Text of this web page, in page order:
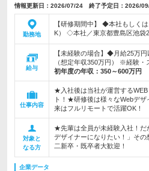
情報更新日：2026/07/24 終了予定日：2026/
勤務地
【研修期間中】 ◆本社もしく
K） ◇本社／東京都豊島区池袋
給与
【未経験の場合】◆月給25万
（想定年収350万円） ※経験・
初年度の年収： 350～600万円
仕事内容
★入社後は当社が運営する
ト！★研修後は様々なWebデ
来はフルリモートで活躍OK！
対象と
なる方
★先輩は全員が未経験入社！
デザイナーになりたい！」そ
二新卒・既卒者大歓迎！
企業データ